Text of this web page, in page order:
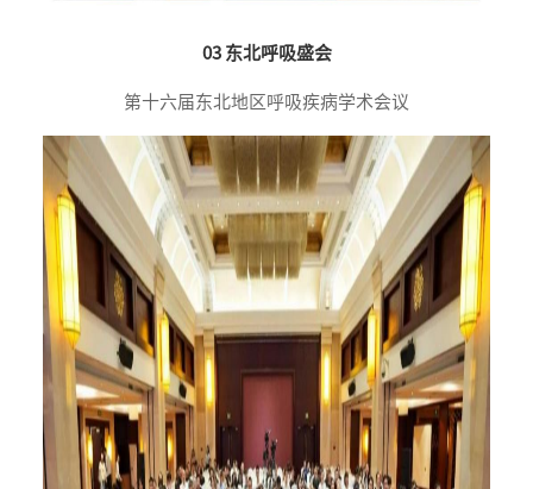
03 东北呼吸盛会
第十六届东北地区呼吸疾病学术会议